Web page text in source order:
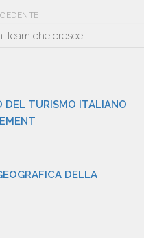
che cresce
DEL TURISMO ITALIANO
DELLA